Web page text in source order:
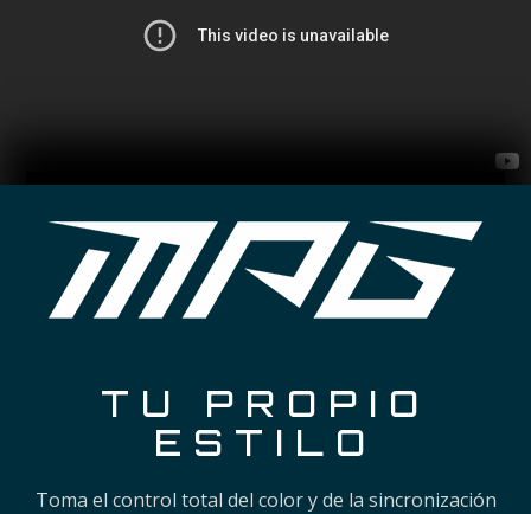
TU PROPIO
ESTILO
Toma el control total del color y de la sincronización